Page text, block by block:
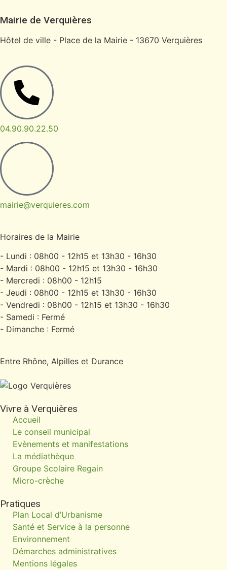
Mairie de Verquières
Hôtel de ville - Place de la Mairie - 13670 Verquières
04.90.90.22.50
mairie@verquieres.com
Horaires de la Mairie
- Lundi : 08h00 - 12h15 et 13h30 - 16h30
- Mardi : 08h00 - 12h15 et 13h30 - 16h30
- Mercredi : 08h00 - 12h15
- Jeudi : 08h00 - 12h15 et 13h30 - 16h30
- Vendredi : 08h00 - 12h15 et 13h30 - 16h30
- Samedi : Fermé
- Dimanche : Fermé
Entre Rhône, Alpilles et Durance
Vivre à Verquières
Accueil
Le conseil municipal
Evènements et manifestations
La médiathèque
Groupe Scolaire Regain
Micro-crèche
Pratiques
Plan Local d’Urbanisme
Santé et Service à la personne
Environnement
Démarches administratives
Mentions légales